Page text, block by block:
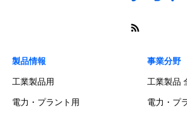
製品情報
工業製品用
電力・プラント用
事業分野
工業製品
電力・プ